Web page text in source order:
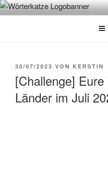
Zum
InhaltVon Büchern erzählen
VERÖFFENTLICHT
30/07/2023 VON KERSTIN
[Challenge]
Länder im Juli